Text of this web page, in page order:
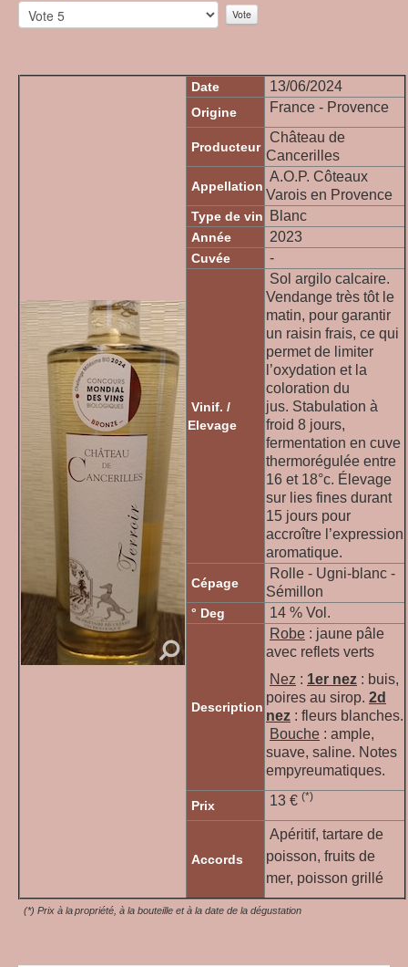
utilisateur:
Veuillez
voter
Date 13/06/2024
Origine France - Provence
Producteur
Château de
Cancerilles
Appellation
A.O.P. Côteaux
Varois en Provence
Type de vin Blanc
Année 2023
Cuvée -
Vinif. /
Elevage
Sol argilo calcaire.
Vendange très tôt le
matin, pour garantir
un raisin frais, ce qui
permet de limiter
l’oxydation et la
coloration du
jus. Stabulation à
froid 8 jours,
fermentation en cuve
thermorégulée entre
16 et 18°c. Élevage
sur lies fines durant
15 jours pour
accroître l’expression
aromatique.
Cépage
Rolle - Ugni-blanc -
Sémillon
° Deg 14 % Vol.
Description
Robe : jaune pâle
avec reflets verts
Nez : 1er nez : buis,
poires au sirop. 2d
nez : fleurs blanches.
Bouche : ample,
suave, saline. Notes
empyreumatiques.
Prix 13 € (*)
Accords
Apéritif, tartare de
poisson, fruits de
mer, poisson grillé
(*) Prix à la propriété, à la bouteille et à la date de la dégustation